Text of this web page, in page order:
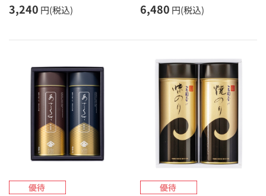
3,240 円(税込) 6,480 円(税込)